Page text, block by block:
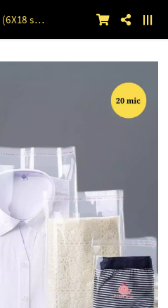
Plastik OPP Seal (6X18 s/d 10X18) 20 mic 100lbr 7 x 18